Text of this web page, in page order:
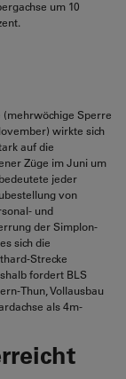
um 10
Sperre
wirkte sich
auf die
Züge im Juni um
jeder
von
und
der Simplon-
sich die
Strecke
fordert BLS
Thun, Vollausbau
als 4m-